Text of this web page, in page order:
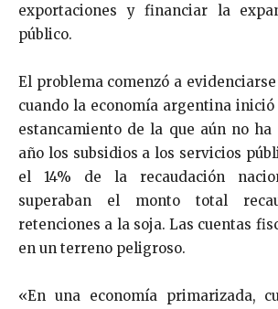
exportaciones y financiar la
público.
El problema comenzó a
cuando la economía argentina inició
estancamiento de la que aún no ha
año los subsidios a los servicios
el 14% de la recaudación
superaban el monto total
retenciones a la soja. Las cuentas
en un terreno peligroso.
«En una economía primarizada,